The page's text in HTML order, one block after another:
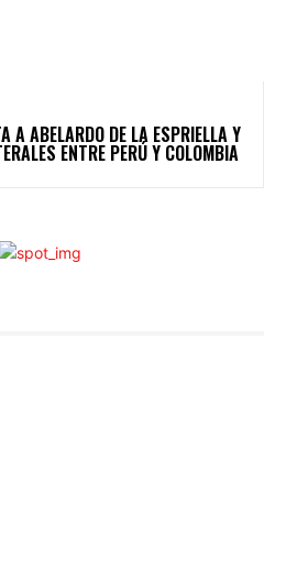
A ABELARDO DE LA ESPRIELLA Y
ENTRE PERÚ Y COLOMBIA